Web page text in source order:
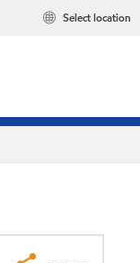
Select location